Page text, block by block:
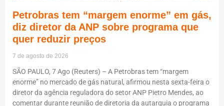
Petrobras tem “margem enorme” em gás,
diz diretor da ANP sobre programa que
quer reduzir preços
7 de agosto de 2026
SÃO PAULO, 7 Ago (Reuters) – A Petrobras tem “margem
enorme” no mercado de gás natural, afirmou nesta sexta-feira o
diretor da agência reguladora do setor ANP Pietro Mendes, ao
comentar durante reunião de diretoria da autarquia o programa